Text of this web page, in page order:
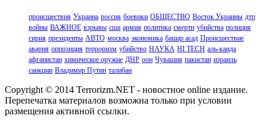
происшествия Украина россия боевики ОБЩЕСТВО Восток Украины дтп
войны ВАЖНОЕ взрывы сша армия политика смерти убийства полиция
сирия президенты АВТО москва экономика башар асад Происшествие
авария оппозиция терроризм убийство НАУКА HI TECH аль-каида
афганистан химическое оружие ДНР оон Чувашия пакистан израиль
санкции Владимир Путин талибан
Copyright © 2014 Terrorizm.NET - новостное online издание.
Перепечатка материалов возможна только при условии
размещения активной ссылки.